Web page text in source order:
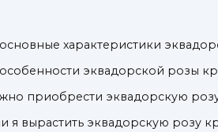
характеристики
эквадорской розы
приобрести эквадорскую
я вырастить эквадорскую розу